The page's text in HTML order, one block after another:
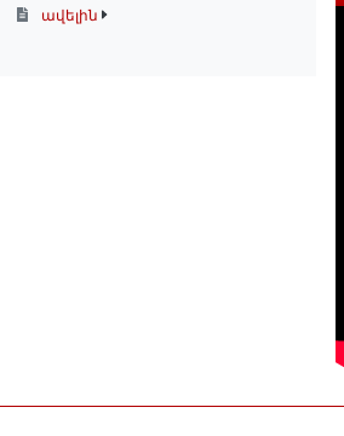
ավելին